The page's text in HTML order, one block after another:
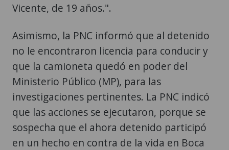
Vicente, de 19 años.".
Asimismo, la PNC informó que al detenido
no le encontraron licencia para conducir y
que la camioneta quedó en poder del
Ministerio Público (MP), para las
investigaciones pertinentes. La PNC indicó
que las acciones se ejecutaron, porque se
sospecha que el ahora detenido participó
en un hecho en contra de la vida en Boca